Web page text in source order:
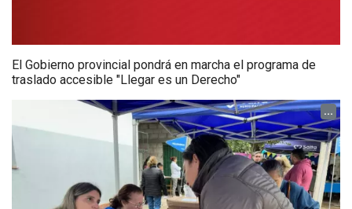
El Gobierno provincial pondrá en marcha el programa de
traslado accesible "Llegar es un Derecho"
...